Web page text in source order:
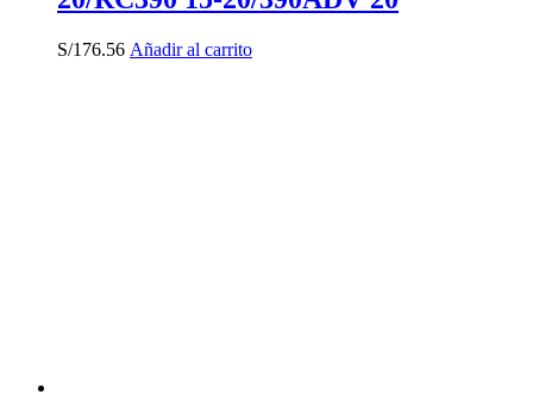
S/176.56 Añadir al carrito